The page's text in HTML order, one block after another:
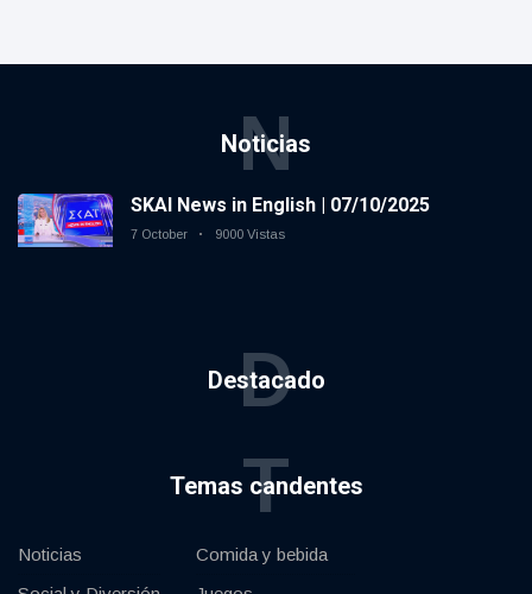
Noticias
N
SKAI News in English | 07/10/2025
7 October 9000 Vistas
Destacado
D
Temas candentes
T
Noticias
Comida y bebida